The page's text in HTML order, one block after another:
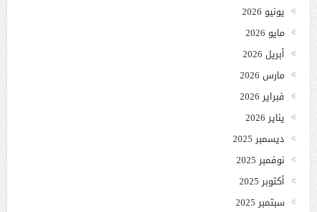
يونيو 2026
مايو 2026
أبريل 2026
مارس 2026
فبراير 2026
يناير 2026
ديسمبر 2025
نوفمبر 2025
أكتوبر 2025
سبتمبر 2025